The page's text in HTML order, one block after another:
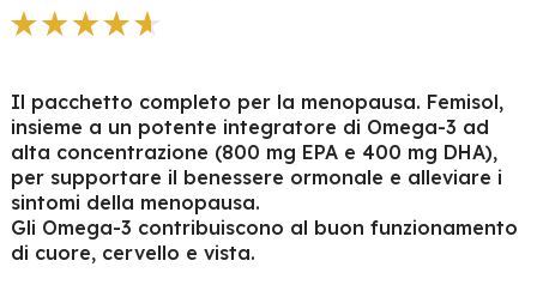
Il pacchetto completo per la menopausa. Femisol,
insieme a un potente integratore di Omega-3 ad
alta concentrazione (800 mg EPA e 400 mg DHA),
per supportare il benessere ormonale e alleviare i
sintomi della menopausa.
Gli Omega-3 contribuiscono al buon funzionamento
di cuore, cervello e vista.